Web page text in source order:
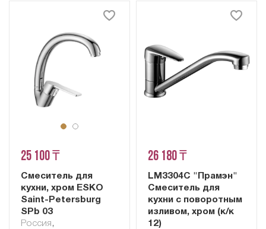
25 100 ₸
Смеситель для
кухни, хром ESKO
Saint-Petersburg
SPb 03
Россия ,
26 180 ₸
LM3304C "Прамэн"
Смеситель для
кухни с поворотным
изливом, хром (к/к
12)